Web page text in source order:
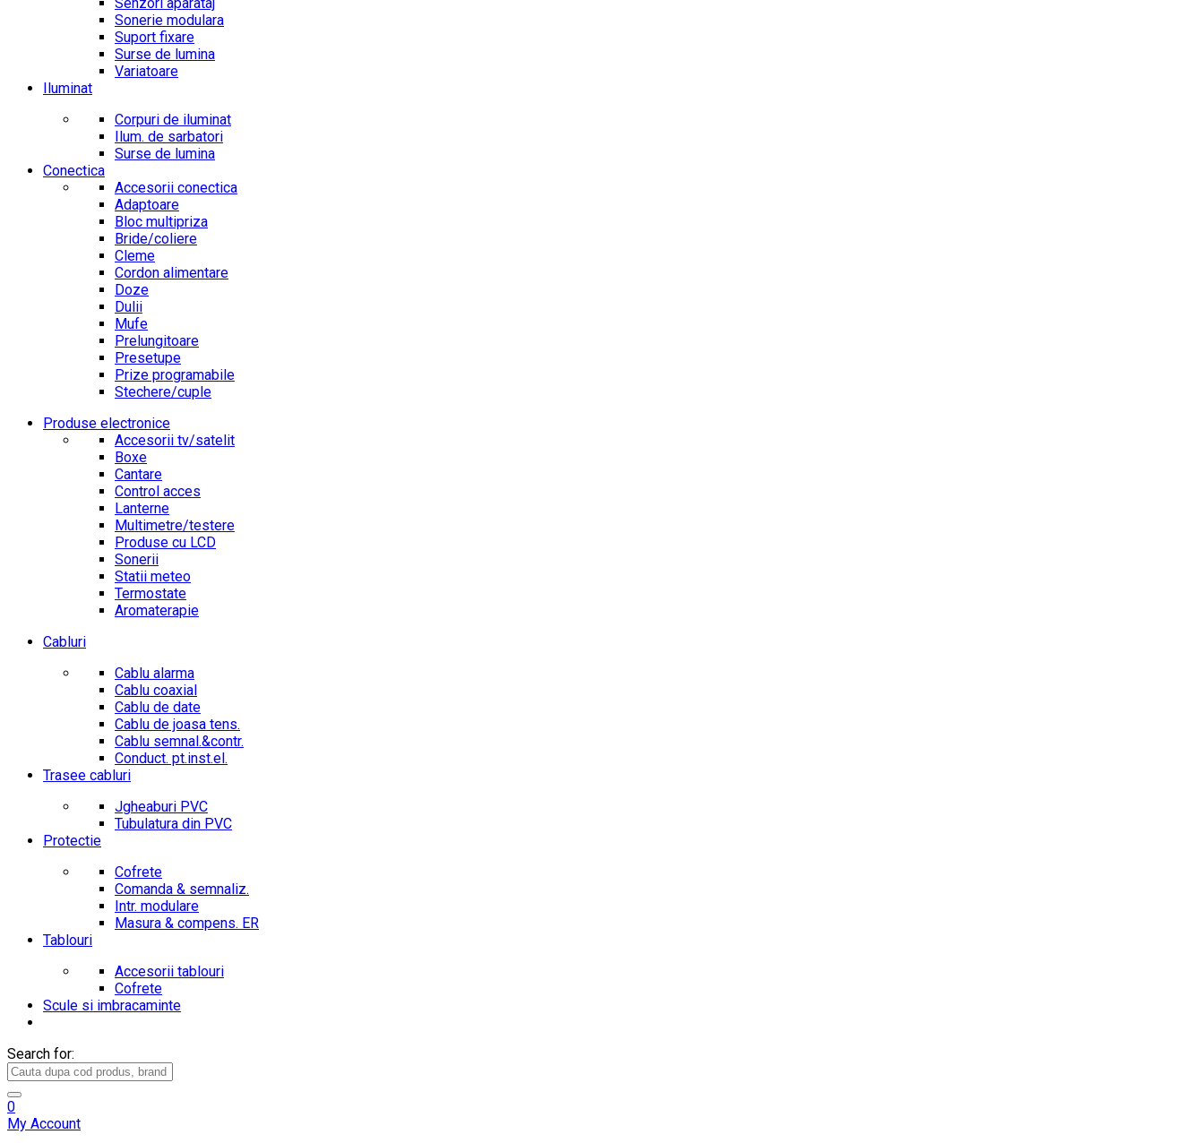
Sonerie modulara
Suport fixare
Surse de lumina
Variatoare
Iluminat
Corpuri de iluminat
Ilum. de sarbatori
Surse de lumina
Conectica
Accesorii conectica
Adaptoare
Bloc multipriza
Bride/coliere
Cleme
Cordon alimentare
Doze
Dulii
Mufe
Prelungitoare
Presetupe
Prize programabile
Stechere/cuple
Produse electronice
Accesorii tv/satelit
Boxe
Cantare
Control acces
Lanterne
Multimetre/testere
Produse cu LCD
Sonerii
Statii meteo
Termostate
Aromaterapie
Cabluri
Cablu alarma
Cablu coaxial
Cablu de date
Cablu de joasa tens.
Cablu semnal.&contr.
Conduct. pt.inst.el.
Trasee cabluri
Jgheaburi PVC
Tubulatura din PVC
Protectie
Cofrete
Comanda & semnaliz.
Intr. modulare
Masura & compens. ER
Tablouri
Accesorii tablouri
Cofrete
Scule si imbracaminte
Search for:
0
My Account